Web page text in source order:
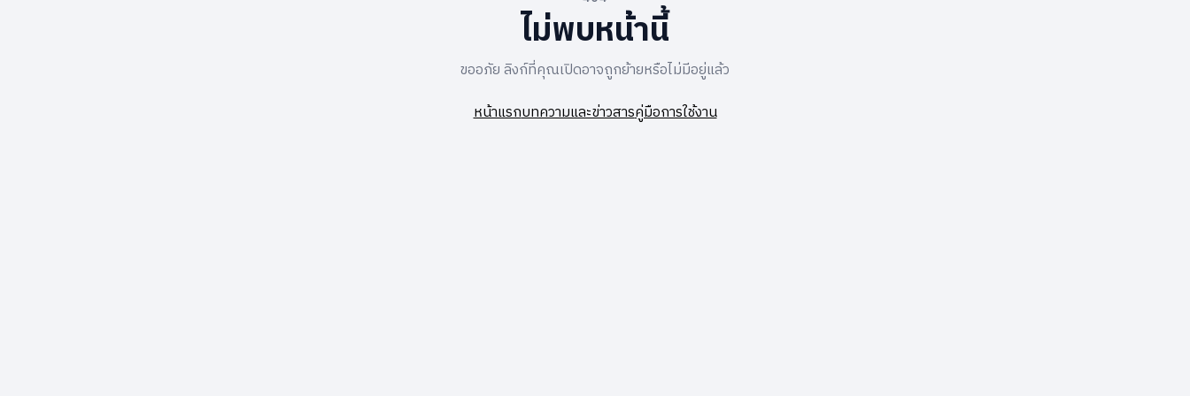
ไม่พบหน้านี้
ขออภัย ลิงก์ที่คุณเปิดอาจถูกย้ายหรือไม่มีอยู่แล้ว
หน้าแรกบทความและข่าวสารคู่มือการใช้งาน